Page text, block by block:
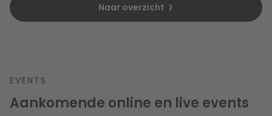
Naar overzicht
EVENTS
Aankomende online en live events